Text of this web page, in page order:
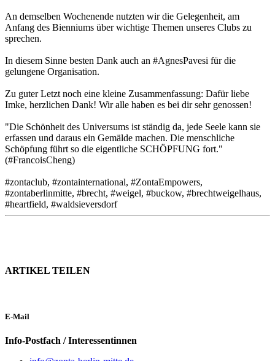
An demselben Wochenende nutzten wir die Gelegenheit, am
Anfang des Bienniums über wichtige Themen unseres Clubs zu
sprechen.
In diesem Sinne besten Dank auch an #AgnesPavesi für die
gelungene Organisation.
Zu guter Letzt noch eine kleine Zusammenfassung: Dafür liebe
Imke, herzlichen Dank! Wir alle haben es bei dir sehr genossen!
"Die Schönheit des Universums ist ständig da, jede Seele kann sie
erfassen und daraus ein Gemälde machen. Die menschliche
Schöpfung führt so die eigentliche SCHÖPFUNG fort."
(#FrancoisCheng)
#zontaclub, #zontainternational, #ZontaEmpowers,
#zontaberlinmitte, #brecht, #weigel, #buckow, #brechtweigelhaus,
#heartfield, #waldsieversdorf
ARTIKEL TEILEN
E-Mail
Info-Postfach / Interessentinnen